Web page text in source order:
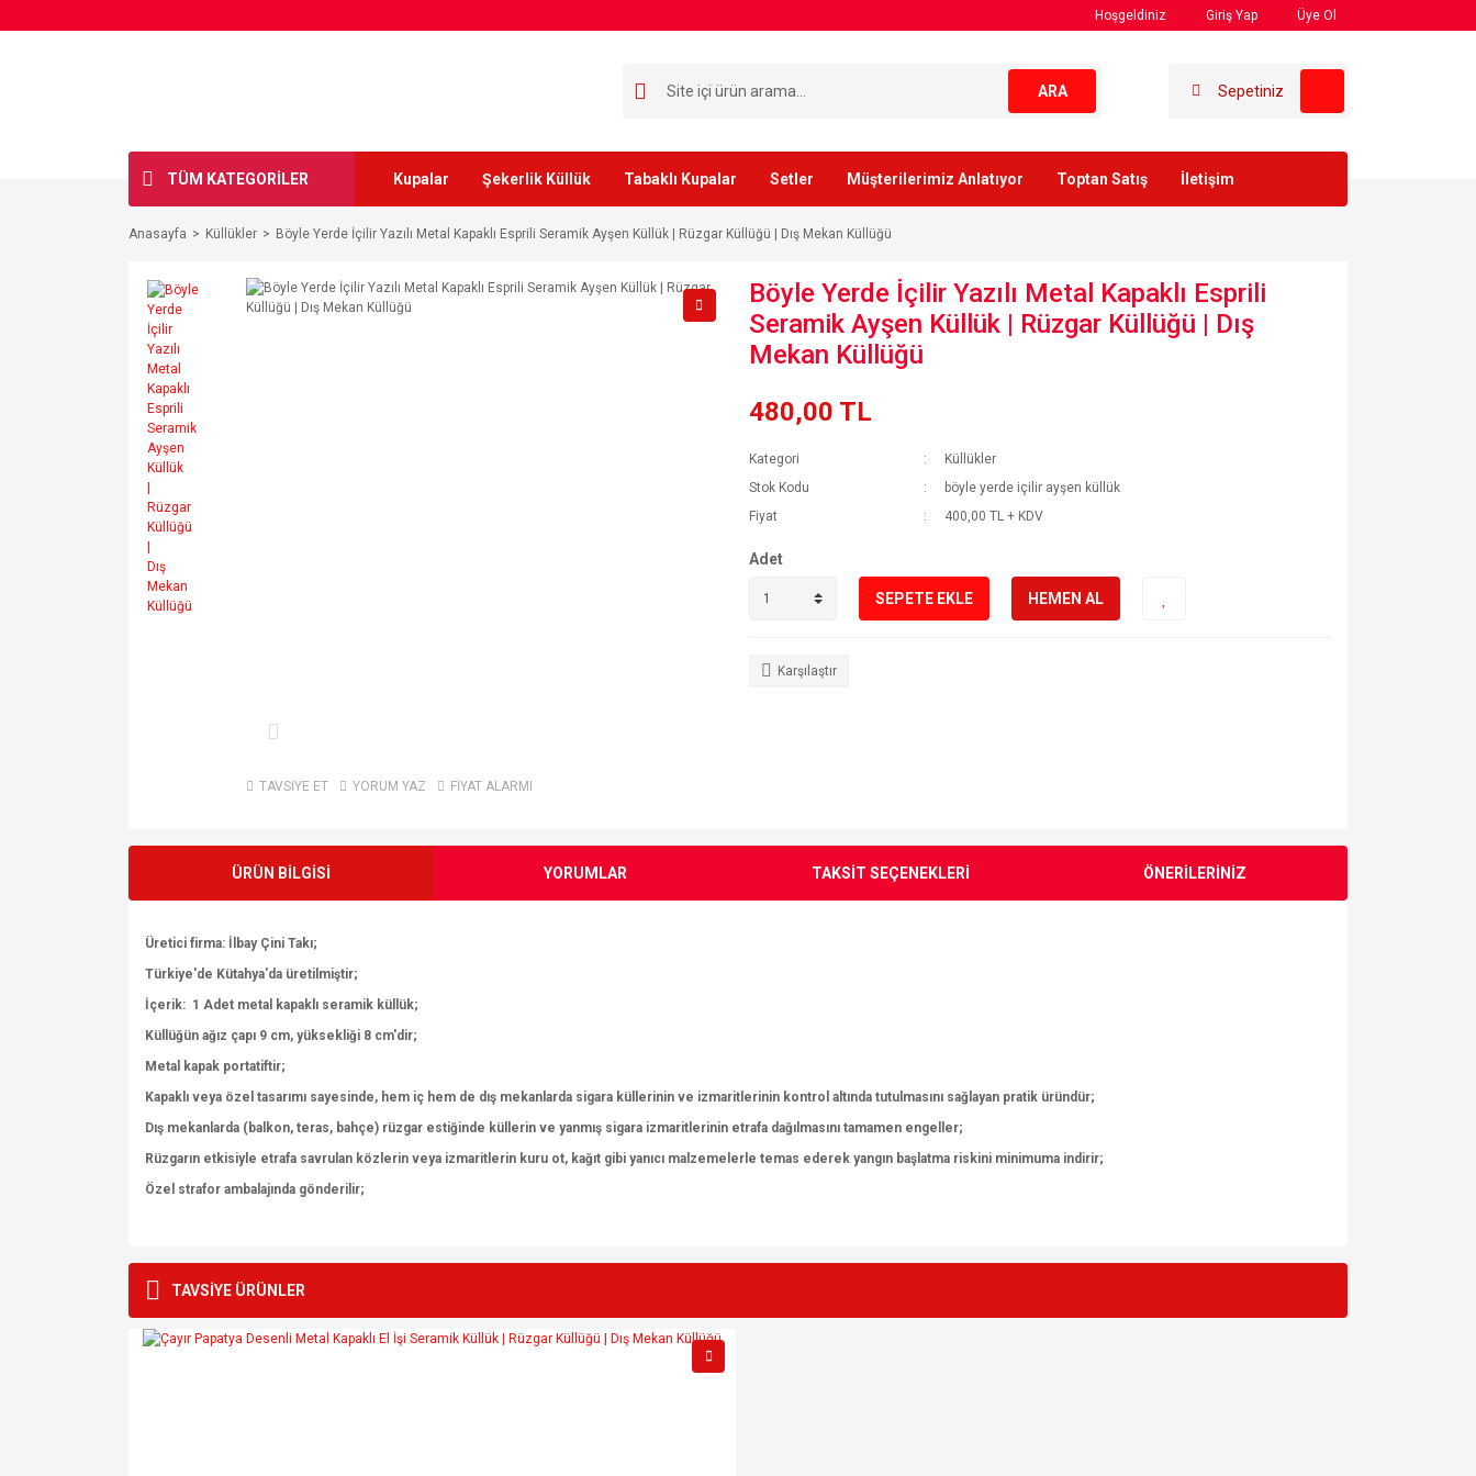
Hoşgeldiniz Giriş Yap Üye Ol
ARA Sepetiniz
TÜM KATEGORİLER Kupalar Şekerlik Küllük Tabaklı Kupalar Setler Müşterilerimiz Anlatıyor Toptan Satış İletişim
Anasayfa Küllükler Böyle Yerde İçilir Yazılı Metal Kapaklı Esprili Seramik Ayşen Küllük | Rüzgar Küllüğü | Dış Mekan Küllüğü
TAVSİYE ET YORUM YAZ FİYAT ALARMI
Böyle Yerde İçilir Yazılı Metal Kapaklı Esprili
Seramik Ayşen Küllük | Rüzgar Küllüğü | Dış
Mekan Küllüğü
480,00 TL
Kategori
Küllükler
Stok Kodu
böyle yerde içilir ayşen küllük
Fiyat
400,00 TL + KDV
Adet
SEPETE EKLE HEMEN AL
Karşılaştır
ÜRÜN BİLGİSİ YORUMLAR TAKSİT SEÇENEKLERİ ÖNERİLERİNİZ
Üretici firma: İlbay Çini Takı;
Türkiye'de Kütahya'da üretilmiştir;
İçerik: 1 Adet metal kapaklı seramik küllük;
Küllüğün ağız çapı 9 cm, yüksekliği 8 cm'dir;
Metal kapak portatiftir;
Kapaklı veya özel tasarımı sayesinde, hem iç hem de dış mekanlarda sigara küllerinin ve izmaritlerinin kontrol altında tutulmasını sağlayan pratik üründür;
Dış mekanlarda (balkon, teras, bahçe) rüzgar estiğinde küllerin ve yanmış sigara izmaritlerinin etrafa dağılmasını tamamen engeller;
Rüzgarın etkisiyle etrafa savrulan közlerin veya izmaritlerin kuru ot, kağıt gibi yanıcı malzemelerle temas ederek yangın başlatma riskini minimuma indirir;
Özel strafor ambalajında gönderilir;
Yorum Yaz
Ürün resmi kalitesiz, bozuk veya görüntülenemiyor.
TAVSİYE ÜRÜNLER